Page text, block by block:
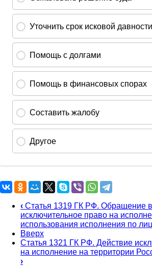
‹ Статья 1319 ГК РФ. Обращение
исключительное право на
использования исполнения по
Вверх
Статья 1321 ГК РФ. Действие
на исполнение на территории
›